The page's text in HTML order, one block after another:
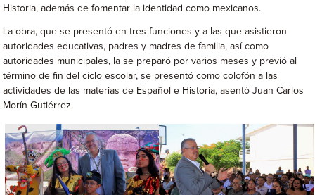
Historia, además de fomentar la identidad como mexicanos.
La obra, que se presentó en tres funciones y a las que asistieron
autoridades educativas, padres y madres de familia, así como
autoridades municipales, la se preparó por varios meses y previó al
término de fin del ciclo escolar, se presentó como colofón a las
actividades de las materias de Español e Historia, asentó Juan Carlos
Morín Gutiérrez.